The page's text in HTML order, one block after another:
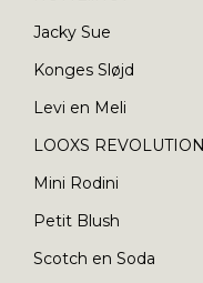
Jacky Sue
Konges Sløjd
Levi en Meli
LOOXS REVOLUTION
Mini Rodini
Petit Blush
Scotch en Soda